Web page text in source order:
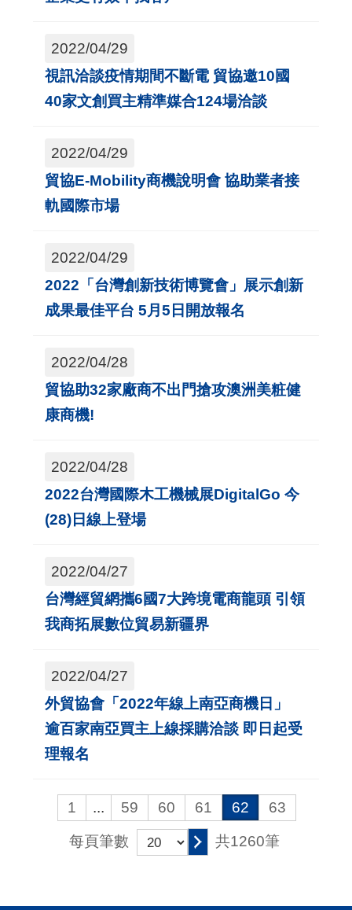
2022/04/29
視訊洽談疫情期間不斷電 貿協邀10國
40家文創買主精準媒合124場洽談
2022/04/29
貿協E-Mobility商機說明會 協助業者接
軌國際市場
2022/04/29
2022「台灣創新技術博覽會」展示創新
成果最佳平台 5月5日開放報名
2022/04/28
貿協助32家廠商不出門搶攻澳洲美粧健
康商機!
2022/04/28
2022台灣國際木工機械展DigitalGo 今
(28)日線上登場
2022/04/27
台灣經貿網攜6國7大跨境電商龍頭 引領
我商拓展數位貿易新疆界
2022/04/27
外貿協會「2022年線上南亞商機日」
逾百家南亞買主上線採購洽談 即日起受
理報名
1 ... 59 60 61 62 63
每頁筆數 共1260筆